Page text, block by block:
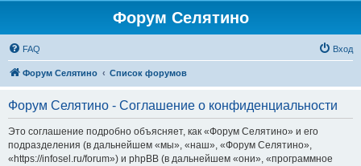
Форум Селятино
FAQ Вход
Форум Селятино Список форумов
Форум Селятино - Соглашение о конфиденциальности
Это соглашение подробно объясняет, как «Форум Селятино» и его
подразделения (в дальнейшем «мы», «наш», «Форум Селятино»,
«https://infosel.ru/forum») и phpBB (в дальнейшем «они», «программное